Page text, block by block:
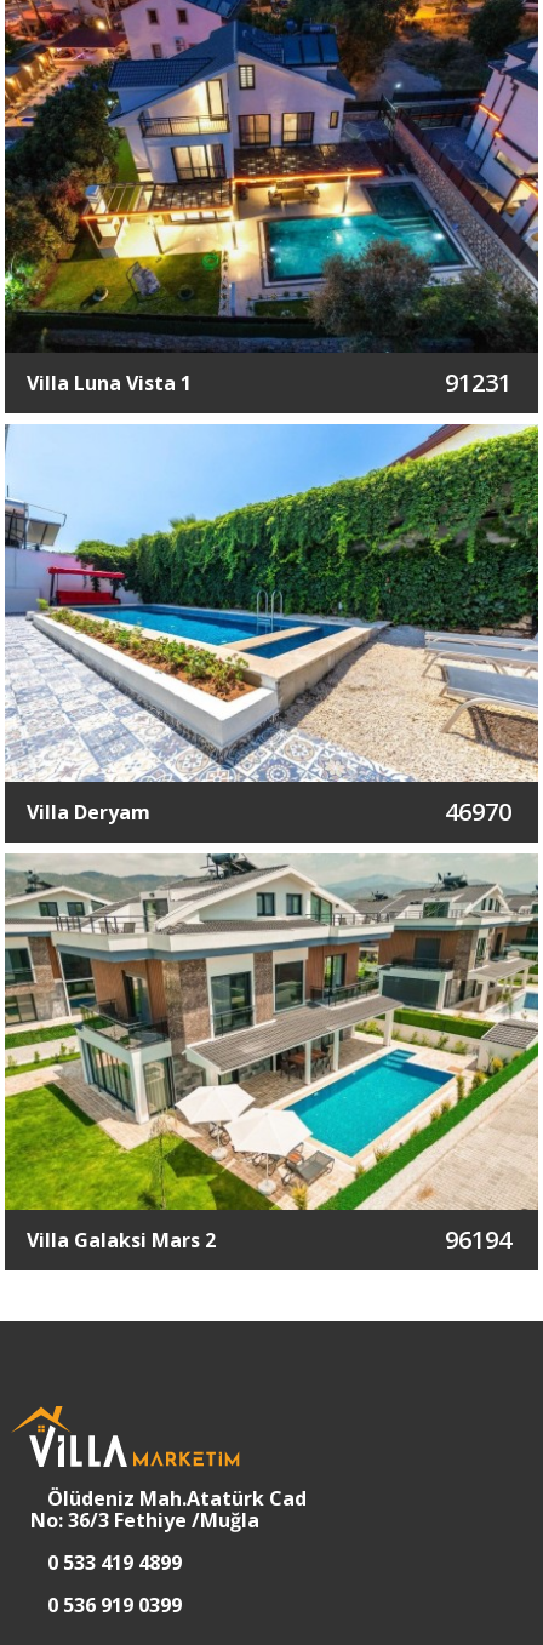
Villa Luna Vista 1 91231
Villa Deryam 46970
Villa Galaksi Mars 2 96194
Ölüdeniz Mah.Atatürk Cad
No: 36/3 Fethiye /Muğla
0 533 419 4899
0 536 919 0399